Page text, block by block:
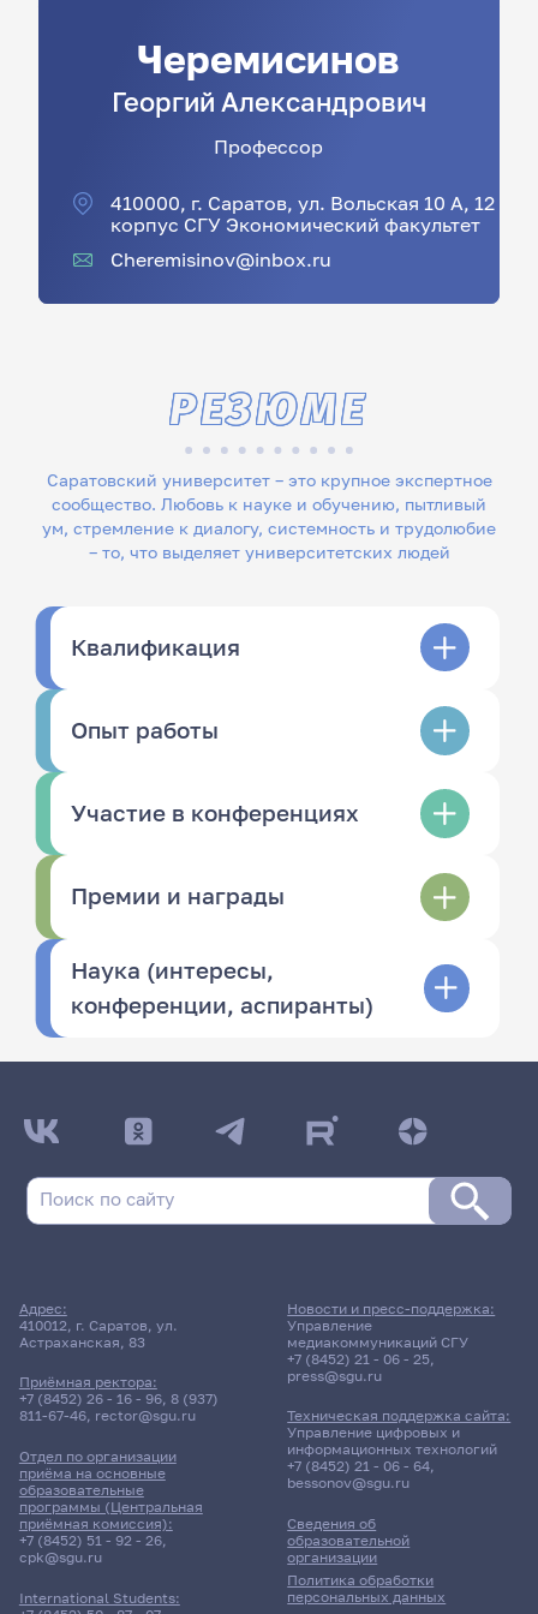
Черемисинов
Георгий Александрович
Профессор
410000, г. Саратов, ул. Вольская 10 А, 12
корпус СГУ Экономический факультет
Cheremisinov@inbox.ru
Саратовский университет – это крупное экспертное
сообщество. Любовь к науке и обучению, пытливый
ум, стремление к диалогу, системность и трудолюбие
– то, что выделяет университетских людей
РЕЗЮМЕ
Квалификация
Опыт работы
Участие в конференциях
Премии и награды
Наука (интересы,
конференции, аспиранты)
Адрес:
410012, г. Саратов, ул.
Астраханская, 83
Приёмная ректора:
+7 (8452) 26 - 16 - 96, 8 (937)
811-67-46, rector@sgu.ru
Отдел по организации
приёма на основные
образовательные
программы (Центральная
приёмная комиссия):
+7 (8452) 51 - 92 - 26,
cpk@sgu.ru
International Students:
Сведения об
образовательной
организации
Политика обработки
персональных данных
Новости и пресс-поддержка:
Управление
медиакоммуникаций СГУ
+7 (8452) 21 - 06 - 25,
press@sgu.ru
Техническая поддержка сайта:
Управление цифровых и
информационных технологий
+7 (8452) 21 - 06 - 64,
bessonov@sgu.ru